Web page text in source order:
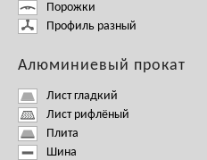
Порожки
Профиль разный
Алюминиевый прокат
Лист гладкий
Лист рифлёный
Плита
Шина